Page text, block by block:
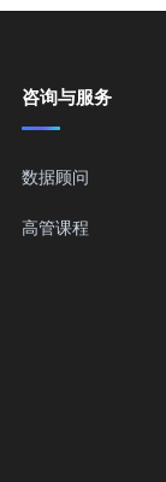
咨询与服务
数据顾问
高管课程